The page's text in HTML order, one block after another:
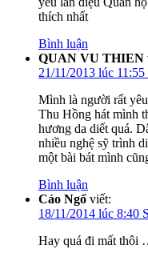
thích nhất
Bình luận
QUAN VU THIEN
21/11/2013 lúc 11:55
Mình là người rất
Thu Hồng hát mình
hương da diết quá.
nhiều nghệ sỹ trình
một bài bát mình
Bình luận
Cáo Ngố viết:
18/11/2014 lúc 8:40
Hay quá đi mất thôi